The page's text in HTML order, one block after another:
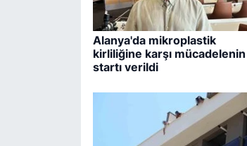
Alanya'da mikroplastik
kirliliğine karşı mücadelenin
startı verildi